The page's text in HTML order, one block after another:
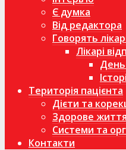
Є думка
Від редактора
Говорять
Лікарі
День
Територія пацієнта
Дієти та
Здорове
Системи та
Контакти